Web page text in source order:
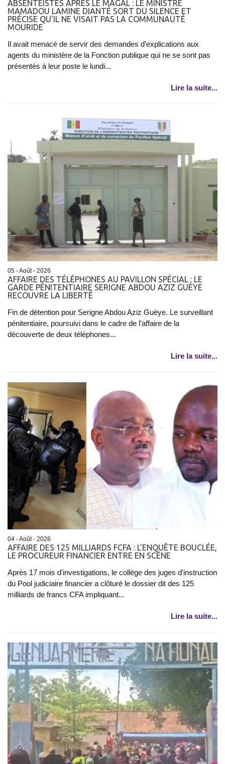
ABSENTÉISTES APRÈS LE MAGAL : LE MINISTRE
MAMADOU LAMINE DIANTÉ SORT DU SILENCE ET
PRÉCISE QU'IL NE VISAIT PAS LA COMMUNAUTÉ
MOURIDE
Il avait menacé de servir des demandes d’explications aux
agents du ministère de la Fonction publique qui ne se sont pas
présentés à leur poste le lundi...
Lire la suite...
05 - Août - 2026
AFFAIRE DES TÉLÉPHONES AU PAVILLON SPÉCIAL : LE
GARDE PÉNITENTIAIRE SERIGNE ABDOU AZIZ GUÈYE
RECOUVRE LA LIBERTÉ
Fin de détention pour Serigne Abdou Aziz Guèye. Le surveillant
pénitentiaire, poursuivi dans le cadre de l'affaire de la
découverte de deux téléphones...
Lire la suite...
04 - Août - 2026
AFFAIRE DES 125 MILLIARDS FCFA : L’ENQUÊTE BOUCLÉE,
LE PROCUREUR FINANCIER ENTRE EN SCÈNE
Après 17 mois d'investigations, le collège des juges d'instruction
du Pool judiciaire financier a clôturé le dossier dit des 125
milliards de francs CFA impliquant...
Lire la suite...